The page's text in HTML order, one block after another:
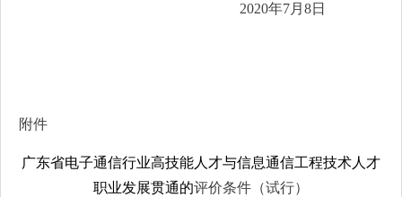
2020年7月8日
附件
广东省电子通信行业高技能人才与信息通信工程技术人才
职业发展贯通的评价条件（试行）